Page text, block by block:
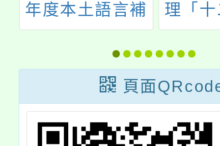
年度本土語言補
充教材課文及教
學活動設計徵選
活動」
理「
原住
習內
頁面